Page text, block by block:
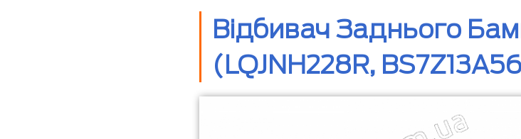
Відбивач Заднього
(LQJNH228R,